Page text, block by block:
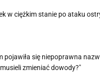
w ciężkim stanie po ataku
pojawiła się niepoprawna
zmieniać dowody?"